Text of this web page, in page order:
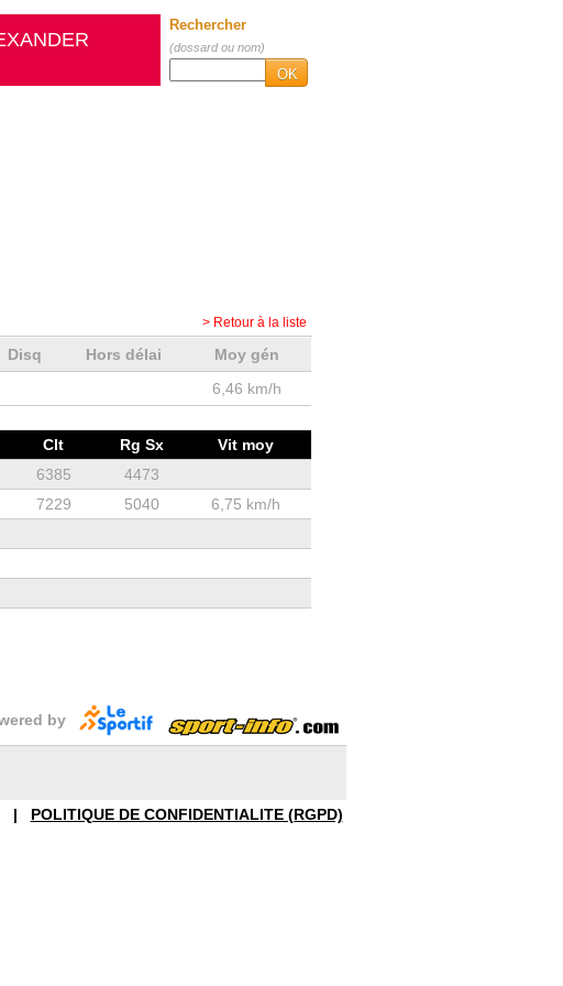
Rechercher
(dossard ou nom)
OK
> Retour à la liste
Disq Hors délai
Moy gén
6,46 km/h
Clt Rg Sx
Vit moy
6385
4473
7229 5040
6,75 km/h
by
| POLITIQUE DE CONFIDENTIALITE (RGPD)